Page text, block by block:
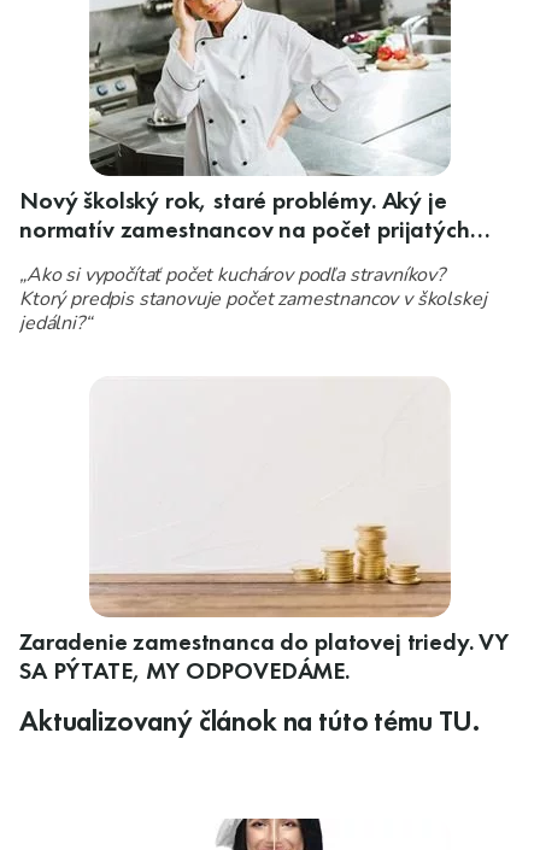
Nový školský rok, staré problémy. Aký je
normatív zamestnancov na počet prijatých
stravníkov?
„Ako si vypočítať počet kuchárov podľa stravníkov?
Ktorý predpis stanovuje počet zamestnancov v školskej
jedálni?“
Zaradenie zamestnanca do platovej triedy. VY
SA PÝTATE, MY ODPOVEDÁME.
Aktualizovaný článok na túto tému TU.